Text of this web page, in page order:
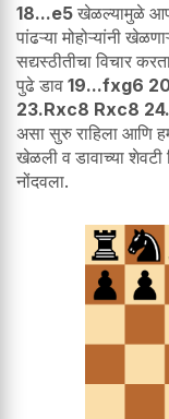
18...e5 खेळल्यामुळे
पांढऱ्या मोहोऱ्यांनी
सद्यस्ठीतीचा विचार
पुढे डाव 19...fxg6
23.Rxc8 Rxc8
असा सुरु राहिला आणि
खेळली व डावाच्या
नोंदवला.